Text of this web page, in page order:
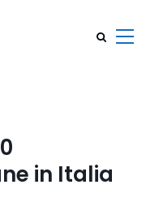
in Italia